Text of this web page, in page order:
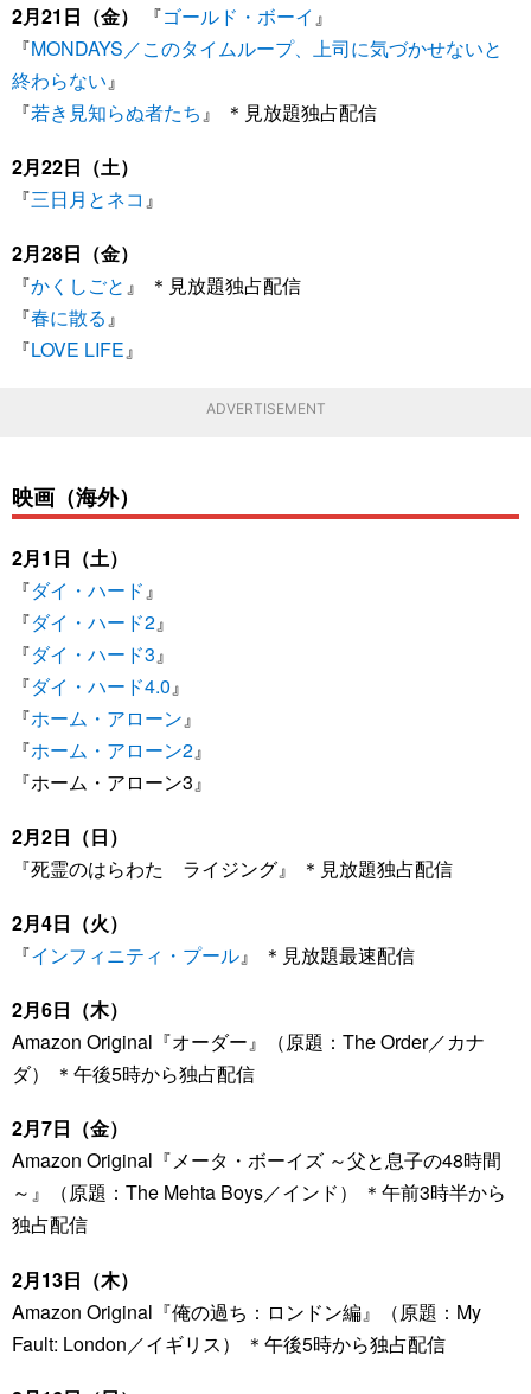
2月21日（金） 『ゴールド・ボーイ 』
『MONDAYS／このタイムループ、上司に気づかせないと
終わらない 』
『若き見知らぬ者たち 』 ＊見放題独占配信
2月22日（土）
『三日月とネコ 』
2月28日（金）
『かくしごと 』 ＊見放題独占配信
『春に散る』
『LOVE LIFE』
ADVERTISEMENT
映画（海外）
2月1日（土）
『ダイ・ハード』
『ダイ・ハード2』
『ダイ・ハード3』
『ダイ・ハード4.0』
『ホーム・アローン』
『ホーム・アローン2』
『ホーム・アローン3』
2月2日（日）
『死霊のはらわた ライジング』 ＊見放題独占配信
2月4日（火）
『インフィニティ・プール』 ＊見放題最速配信
2月6日（木）
Amazon Original『オーダー』（原題：The Order／カナ
ダ） ＊午後5時から独占配信
2月7日（金）
Amazon Original『メータ・ボーイズ ～父と息子の48時間
～』（原題：The Mehta Boys／インド） ＊午前3時半から
独占配信
2月13日（木）
Amazon Original『俺の過ち：ロンドン編』（原題：My
Fault: London／イギリス） ＊午後5時から独占配信